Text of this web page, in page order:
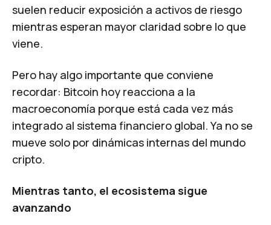
suelen reducir exposición a activos de riesgo
mientras esperan mayor claridad sobre lo que
viene.
Pero hay algo importante que conviene
recordar: Bitcoin hoy reacciona a la
macroeconomía porque está cada vez más
integrado al sistema financiero global. Ya no se
mueve solo por dinámicas internas del mundo
cripto.
Mientras tanto, el ecosistema sigue
avanzando